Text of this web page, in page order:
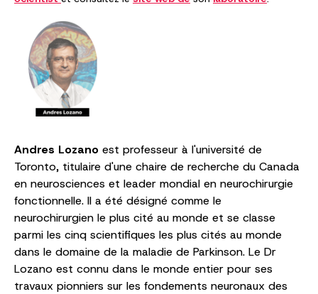
Andres Lozano est professeur à l'université de
Toronto, titulaire d'une chaire de recherche du Canada
en neurosciences et leader mondial en neurochirurgie
fonctionnelle. Il a été désigné comme le
neurochirurgien le plus cité au monde et se classe
parmi les cinq scientifiques les plus cités au monde
dans le domaine de la maladie de Parkinson. Le Dr
Lozano est connu dans le monde entier pour ses
travaux pionniers sur les fondements neuronaux des